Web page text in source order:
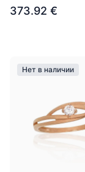
373.92 €
Нет в наличии